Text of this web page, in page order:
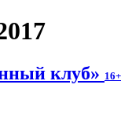
клуб» 16+